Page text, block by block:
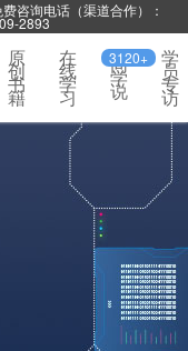
咨询电话（渠道合作）：
2893
原
创
书
籍
在
线
学
习
同
学
说
3120+ 学
员
专
访